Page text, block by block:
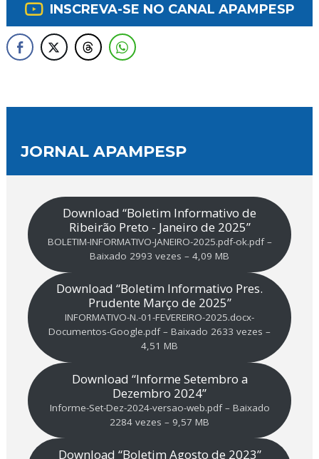
INSCREVA-SE NO CANAL APAMPESP
JORNAL APAMPESP
Download “Boletim Informativo de
Ribeirão Preto - Janeiro de 2025”
BOLETIM-INFORMATIVO-JANEIRO-2025.pdf-ok.pdf –
Baixado 2993 vezes – 4,09 MB
Download “Boletim Informativo Pres.
Prudente Março de 2025”
INFORMATIVO-N.-01-FEVEREIRO-2025.docx-
Documentos-Google.pdf – Baixado 2633 vezes –
4,51 MB
Download “Informe Setembro a
Dezembro 2024”
Informe-Set-Dez-2024-versao-web.pdf – Baixado
2284 vezes – 9,57 MB
Download “Boletim Agosto de 2023”